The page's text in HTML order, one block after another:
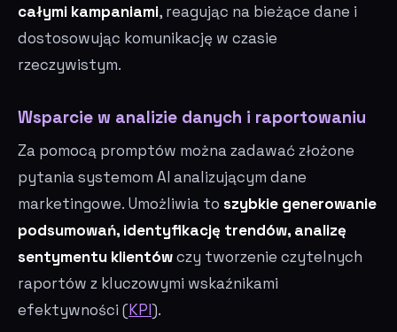
całymi kampaniami, reagując na bieżące dane i
dostosowując komunikację w czasie
rzeczywistym.
Wsparcie w analizie danych i raportowaniu
Za pomocą promptów można zadawać złożone
pytania systemom AI analizującym dane
marketingowe. Umożliwia to szybkie generowanie
podsumowań, identyfikację trendów, analizę
sentymentu klientówczy tworzenie czytelnych
raportów z kluczowymi wskaźnikami
efektywności (KPI).